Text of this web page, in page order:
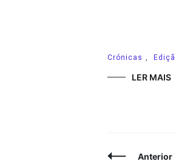
Crónicas
LER MAIS
NavegaçãoAnterior